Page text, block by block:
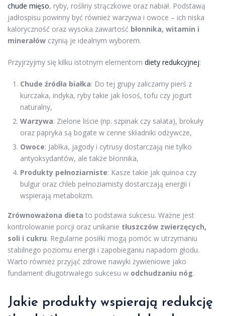
chude mięso, ryby, rośliny strączkowe oraz nabiał. Podstawą
jadłospisu powinny być również warzywa i owoce – ich niska
kaloryczność oraz wysoka zawartość błonnika, witamin i
minerałów czynią je idealnym wyborem.
Przyjrzyjmy się kilku istotnym elementom diety redukcyjnej:
Chude źródła białka: Do tej grupy zaliczamy pierś z
kurczaka, indyka, ryby takie jak łosoś, tofu czy jogurt
naturalny,
Warzywa: Zielone liście (np. szpinak czy sałata), brokuły
oraz papryka są bogate w cenne składniki odżywcze,
Owoce: Jabłka, jagody i cytrusy dostarczają nie tylko
antyoksydantów, ale także błonnika,
Produkty pełnoziarniste: Kasze takie jak quinoa czy
bulgur oraz chleb pełnoziarnisty dostarczają energii i
wspierają metabolizm.
Zrównoważona dieta to podstawa sukcesu. Ważne jest
kontrolowanie porcji oraz unikanie tłuszczów zwierzęcych,
soli i cukru. Regularne posiłki mogą pomóc w utrzymaniu
stabilnego poziomu energii i zapobieganiu napadom głodu.
Warto również przyjąć zdrowe nawyki żywieniowe jako
fundament długotrwałego sukcesu w odchudzaniu nóg.
Jakie produkty wspierają redukcję